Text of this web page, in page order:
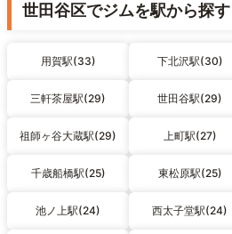
世田谷区でジムを駅から探す
用賀駅(33) 下北沢駅(30)
三軒茶屋駅(29) 世田谷駅(29)
祖師ヶ谷大蔵駅(29) 上町駅(27)
千歳船橋駅(25) 東松原駅(25)
池ノ上駅(24) 西太子堂駅(24)